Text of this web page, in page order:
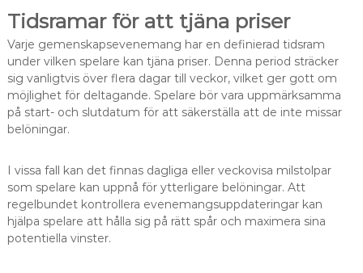
Tidsramar för att tjäna priser
Varje gemenskapsevenemang har en definierad tidsram
under vilken spelare kan tjäna priser. Denna period sträcker
sig vanligtvis över flera dagar till veckor, vilket ger gott om
möjlighet för deltagande. Spelare bör vara uppmärksamma
på start- och slutdatum för att säkerställa att de inte missar
belöningar.
I vissa fall kan det finnas dagliga eller veckovisa milstolpar
som spelare kan uppnå för ytterligare belöningar. Att
regelbundet kontrollera evenemangsuppdateringar kan
hjälpa spelare att hålla sig på rätt spår och maximera sina
potentiella vinster.